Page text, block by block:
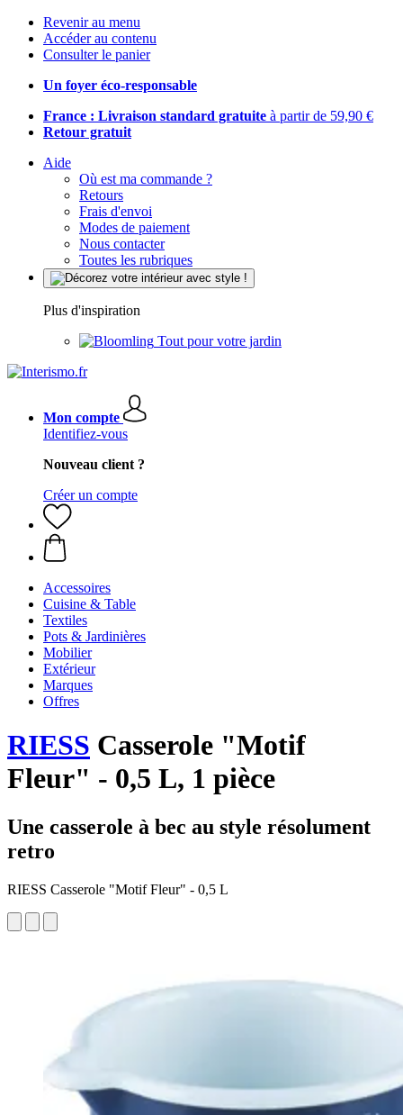
Revenir au menu
Accéder au contenu
Consulter le panier
Un foyer éco-responsable
France : Livraison standard gratuite à partir de 59,90 €
Retour gratuit
Aide
Où est ma commande ?
Retours
Frais d'envoi
Modes de paiement
Nous contacter
Toutes les rubriques
Plus d'inspiration
Tout pour votre jardin
Mon compte
Identifiez-vous
Nouveau client ?
Créer un compte
Accessoires
Cuisine & Table
Textiles
Pots & Jardinières
Mobilier
Extérieur
Marques
Offres
RIESS Casserole "Motif
Fleur" - 0,5 L, 1 pièce
Une casserole à bec au style résolument
retro
RIESS Casserole "Motif Fleur" - 0,5 L